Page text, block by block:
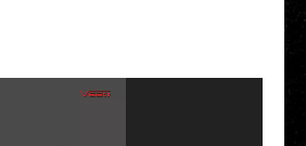
Video-Player